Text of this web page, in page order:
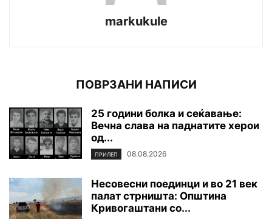
markukule
ПОВРЗАНИ НАПИСИ
25 години болка и сеќавање:
Вечна слава на паднатите xepoи
од...
ПРИЛЕП 08.08.2026
Несовесни поединци и во 21 век
палат стрништа: Општина
Кривогаштани со...